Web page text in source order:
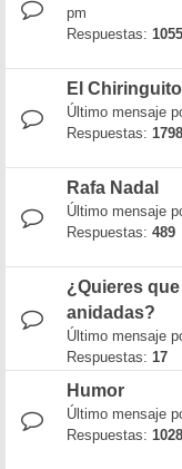
pm
Respuestas: 1055
El
Último mensaje
Respuestas: 1798
Rafa Nadal
Último mensaje
Respuestas: 489
¿Quieres
anidadas?
Último mensaje
Respuestas: 17
Humor
Último mensaje
Respuestas: 1028